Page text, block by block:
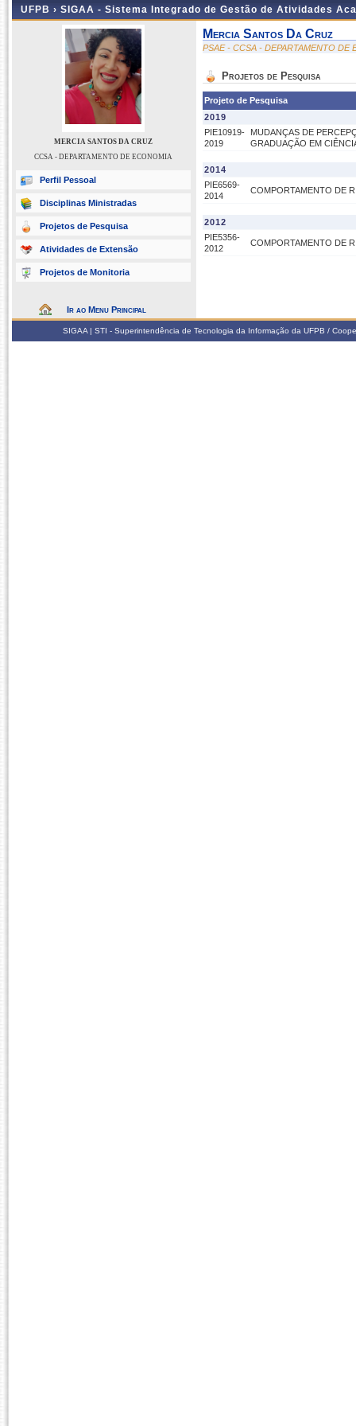
UFPB › SIGAA - Sistema Integrado de Gestão de Atividades
MERCIA SANTOS DA CRUZ
CCSA - DEPARTAMENTO DE ECONOMIA
Perfil Pessoal
Disciplinas Ministradas
Projetos de Pesquisa
Atividades de Extensão
Projetos de Monitoria
Ir ao Menu Principal
Mercia Santos Da Cruz
PSAE - CCSA - DEPARTAMENTO DE
Projetos de Pesquisa
Projeto de Pesquisa
2019
PIE10919-
2019
MUDANÇAS DE
GRADUAÇÃO EM
2014
PIE6569-
2014
COMPORTAMENTO DE
2012
PIE5356-
2012
COMPORTAMENTO DE
SIGAA | STI - Superintendência de Tecnologia da Informação da UFPB /